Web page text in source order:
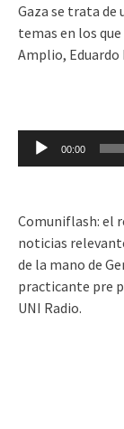
Gaza se trata de
temas en los
Amplio, Eduardo
Reproductor
00:00
Comuniflash: el
noticias
de la mano de
practicante pre
UNI Radio.